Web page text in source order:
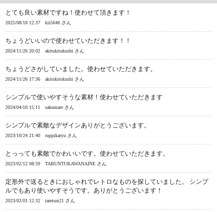
とても良い素材ですね！使わせて頂きます！
2025/08/18 12:37 kii5646 さん
ちょうどいいので使わせていただきます！！
2024/11/26 20:02 akitukitukushi さん
ちょうどさがしていました。使わせていただきます。
2024/11/26 17:36 akitukitukushi さん
シンプルで使いやすそうな素材！使わせていただきます
2024/04/10 15:11 sakumare さん
シンプルで素敵なデザインありがとうございます。
2023/10/24 21:40 ruppikatyu さん
とっっても素敵でかわいいです。使わせていただきます。
2023/02/12 08:59 TABUNTUKAWANAINE さん
定形外で送るときにおしゃれでレトロなものを探していました。 シンプ
ルでもあり使いやすそうです。ありがとうございます！
2023/02/01 12:32 tareism21 さん